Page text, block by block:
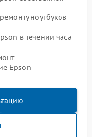
ноутбуков
в течении часа
Epson